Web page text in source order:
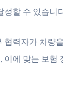
성할 수 있습니
협력자가 차량
이에 맞는 보험